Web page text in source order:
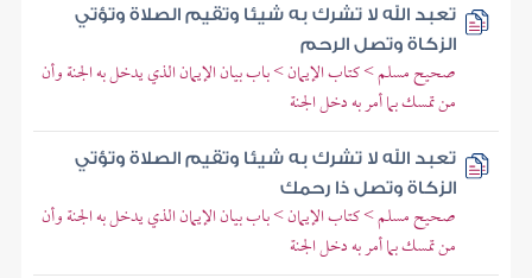
تعبد الله لا تشرك به شيئا وتقيم الصلاة وتؤتي
الزكاة وتصل الرحم
صحيح مسلم > كتاب الإيمان > باب بيان الإيمان الذي يدخل به الجنة وأن
من تمسك بما أمر به دخل الجنة
تعبد الله لا تشرك به شيئا وتقيم الصلاة وتؤتي
الزكاة وتصل ذا رحمك
صحيح مسلم > كتاب الإيمان > باب بيان الإيمان الذي يدخل به الجنة وأن
من تمسك بما أمر به دخل الجنة